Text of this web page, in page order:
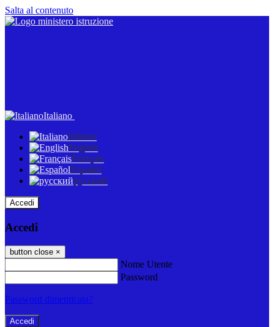
Salta al contenuto
Italiano
Italiano
English
Français
Español
русский
Accedi
Accedi
button close ×
Nome Utente
Password
Password dimenticata?